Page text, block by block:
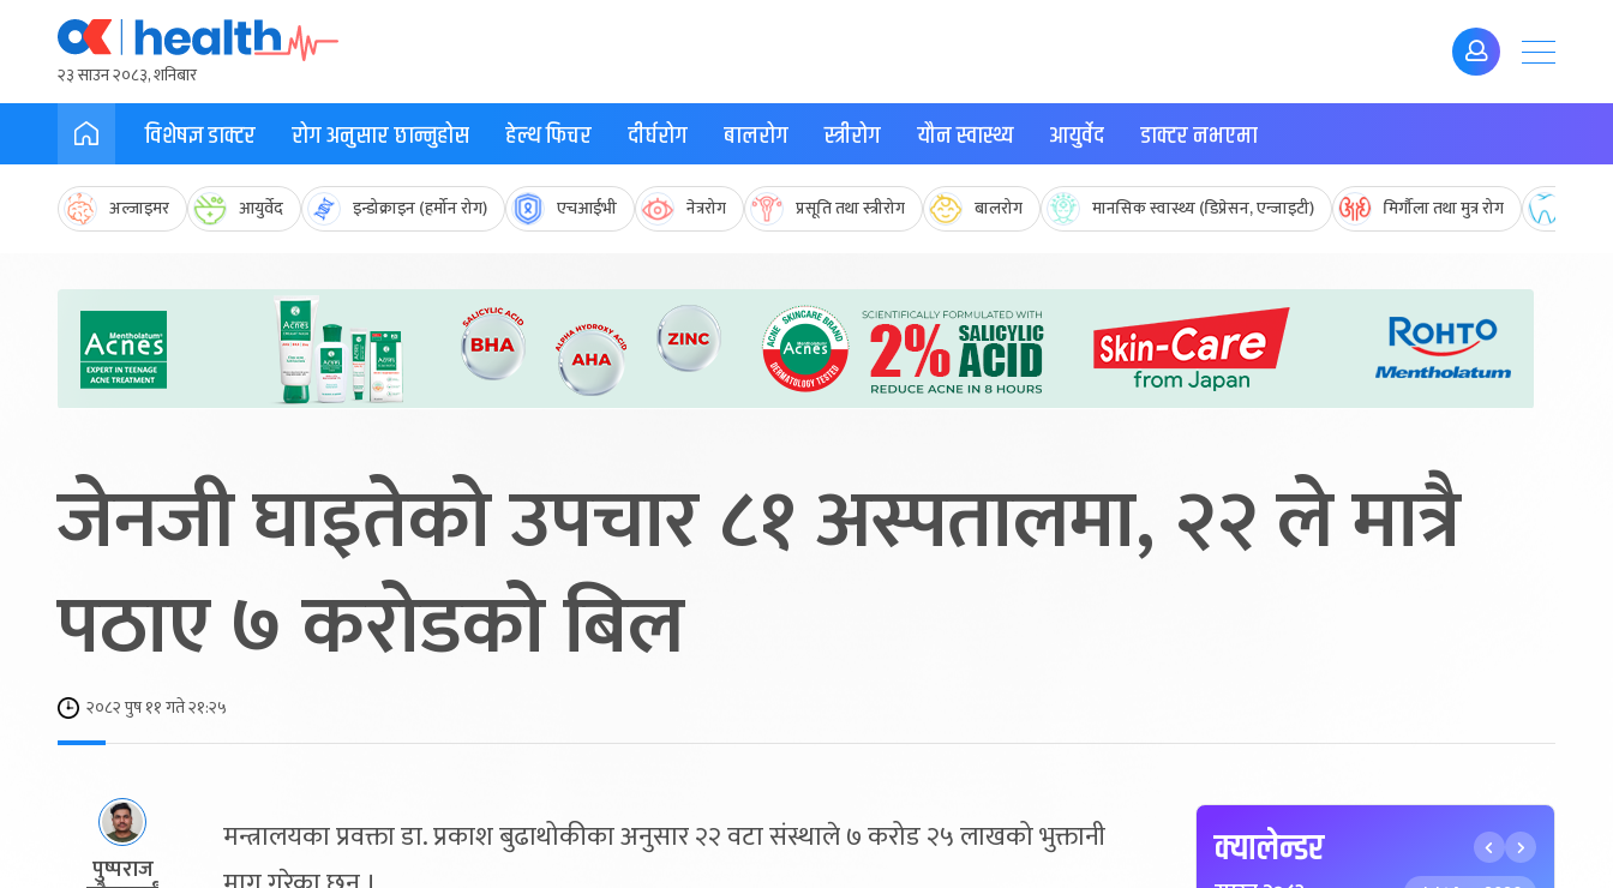
२३ साउन २०८३, शनिबार
विशेषज्ञ डाक्टर रोग अनुसार छान्नुहोस हेल्थ फिचर दीर्घरोग बालरोग स्त्रीरोग यौन स्वास्थ्य आयुर्वेद डाक्टर नभएमा
अल्जाइमर आयुर्वेद इन्डोक्राइन (हर्मोन रोग) एचआईभी नेत्ररोग प्रसूति तथा स्त्रीरोग बालरोग मानसिक स्वास्थ्य (डिप्रेसन, एन्जाइटी) मिर्गौला तथा मुत्र रोग
जेनजी घाइतेको उपचार ८१ अस्पतालमा, २२ ले मात्रै
पठाए ७ करोडको बिल
२०८२ पुष ११ गते २१:२५
पुष्पराज
मन्त्रालयका प्रवक्ता डा. प्रकाश बुढाथोकीका अनुसार २२ वटा संस्थाले ७ करोड २५ लाखको भुक्तानी
क्यालेन्डर